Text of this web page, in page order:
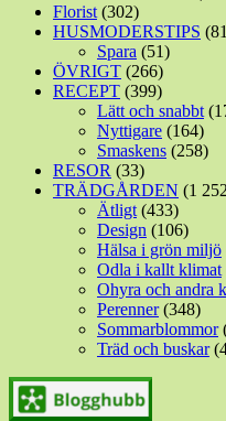
Florist (302)
HUSMODERSTIPS
Spara (51)
ÖVRIGT (266)
RECEPT (399)
Lätt och snabbt
Nyttigare (164)
Smaskens (258)
RESOR (33)
TRÄDGÅRDEN (1
Ätligt (433)
Design (106)
Hälsa i grön miljö
Odla i kallt klimat
Ohyra och andra
Perenner(348)
Sommarblommor
Träd och buskar